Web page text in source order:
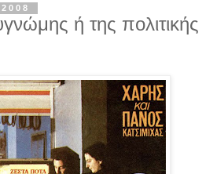
ή της πολιτικής